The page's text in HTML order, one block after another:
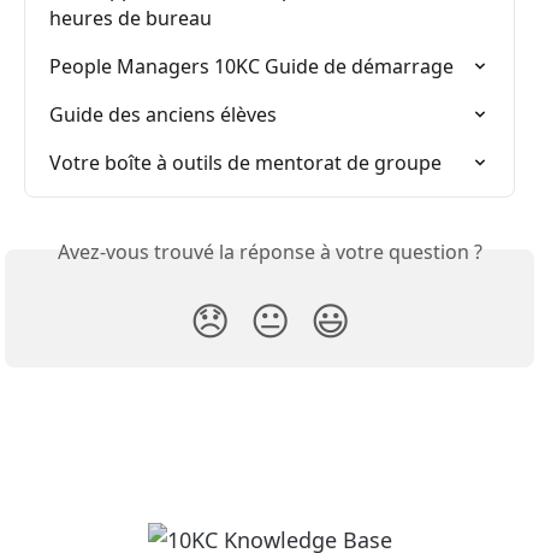
heures de bureau
People Managers 10KC Guide de démarrage
Guide des anciens élèves
Votre boîte à outils de mentorat de groupe
Avez-vous trouvé la réponse à votre question ?
😞 😐 😃